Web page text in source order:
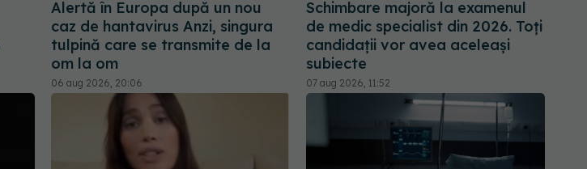
Alertă în Europa după un nou
caz de hantavirus Anzi, singura
tulpină care se transmite de la
om la om
06 aug 2026, 20:06
Schimbare majoră la examenul
de medic specialist din 2026. Toți
candidații vor avea aceleași
subiecte
07 aug 2026, 11:52